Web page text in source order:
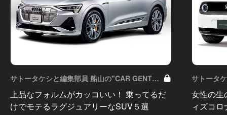
サトータケシと編集部員 船山の"CAR GENTS
への道" Vol.59
上品なフォルムがカッコいい！ 乗ってるだ
けでモテるラグジュアリーなSUV５選
サトータ
への道"
女性の生
ィズコ